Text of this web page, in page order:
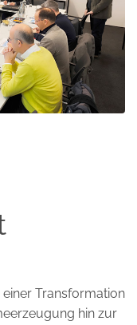
Transformation
hin zur